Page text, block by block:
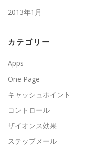
2013年1月
カテゴリー
Apps
One Page
キャッシュポイント
コントロール
ザイオンス効果
ステップメール